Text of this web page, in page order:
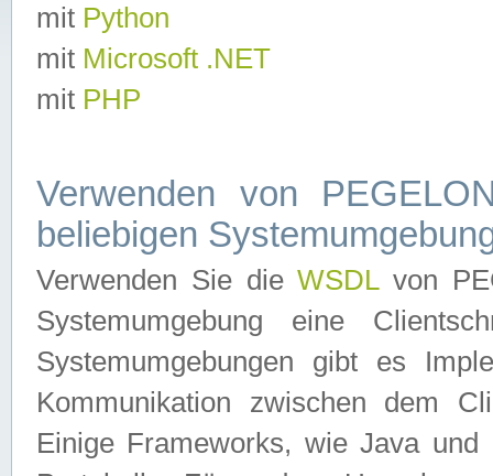
mit Python
mit Microsoft .NET
mit PHP
Verwenden von
beliebigen
Verwenden Sie dieWSDLvon
Systemumgebung eine
Systemumgebungen gibt es
Kommunikation zwischen dem
Einige Frameworks, wie Java